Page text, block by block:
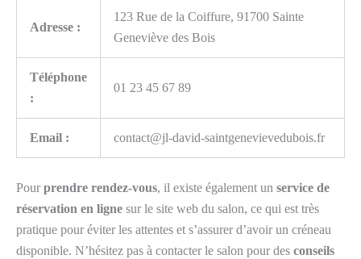
Adresse :
123 Rue de la Coiffure, 91700 Sainte
Geneviève des Bois
Téléphone
:
01 23 45 67 89
Email : contact@jl-david-saintgenevievedubois.fr
Pour prendre rendez-vous, il existe également un service de
réservation en ligne sur le site web du salon, ce qui est très
pratique pour éviter les attentes et s’assurer d’avoir un créneau
disponible. N’hésitez pas à contacter le salon pour des conseils